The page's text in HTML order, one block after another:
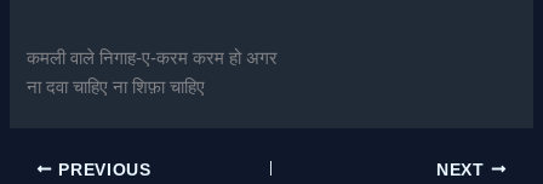
कमली वाले निगाह-ए-करम करम हो अगर
ना दवा चाहिए ना शिफ़ा चाहिए
PREVIOUS NEXT